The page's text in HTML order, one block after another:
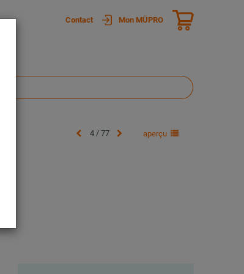
Contact Mon MÜPRO
4 / 77 aperçu